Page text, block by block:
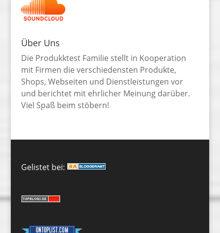
Über Uns
Die Produkktest Familie stellt in Kooperation
mit Firmen die verschiedensten Produkte,
Shops, Webseiten und Dienstleistungen vor
und berichtet mit ehrlicher Meinung darüber.
Viel Spaß beim stöbern!
Gelistet bei: